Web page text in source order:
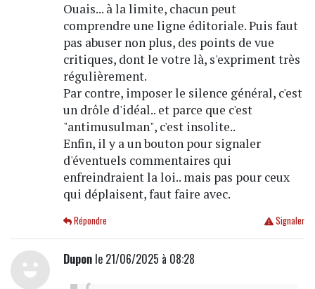
Ouais... à la limite, chacun peut
comprendre une ligne éditoriale. Puis faut
pas abuser non plus, des points de vue
critiques, dont le votre là, s'expriment très
régulièrement.
Par contre, imposer le silence général, c'est
un drôle d'idéal.. et parce que c'est
"antimusulman", c'est insolite..
Enfin, il y a un bouton pour signaler
d'éventuels commentaires qui
enfreindraient la loi.. mais pas pour ceux
qui déplaisent, faut faire avec.
Signaler
Répondre
Duponle 21/06/2025 à 08:28